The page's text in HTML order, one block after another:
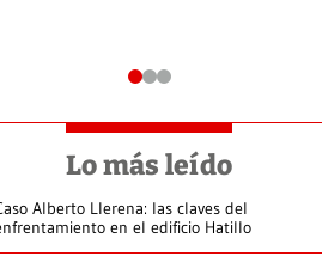
Lo más leído
Alberto Llerena: las claves del
en el edificio Hatillo